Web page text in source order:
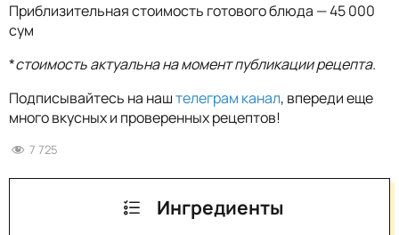
Приблизительная стоимость готового блюда — 45 000
сум
*стоимость актуальна на момент публикации рецепта.
Подписывайтесь на наштелеграм канал, впереди еще
много вкусных и проверенных рецептов!
7 725
Ингредиенты